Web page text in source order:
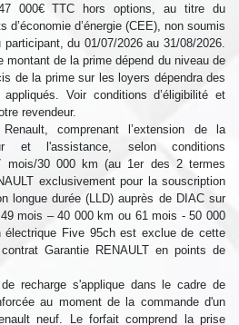
000€ TTC hors options, au titre du
d’économie d’énergie (CEE), non soumis
du 01/07/2026 au 31/08/2026.
montant de la prime dépend du niveau de
de la prime sur les loyers dépendra des
Voir conditions d’éligibilité et
revendeur.
comprenant l’extension de la
et l'assistance, selon conditions
mois/30 000 km (au 1er des 2 termes
exclusivement pour la souscription
longue durée (LLD) auprès de DIAC sur
mois – 40 000 km ou 61 mois - 50 000
électrique Five 95ch est exclue de cette
Garantie RENAULT en points de
recharge s'applique dans le cadre de
au moment de la commande d'un
neuf. Le forfait comprend la prise